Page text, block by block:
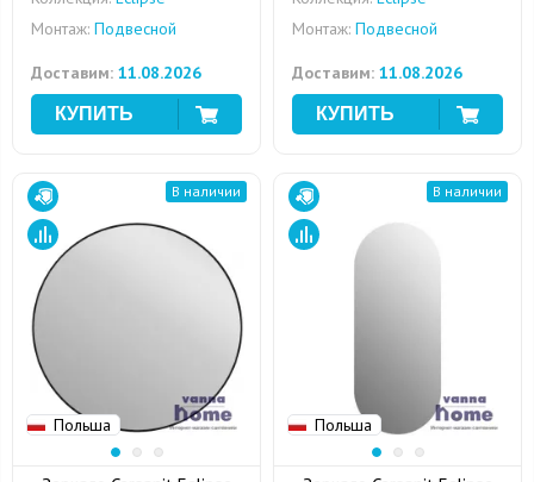
Монтаж: Подвесной
Доставим: 11.08.2026
Монтаж: Подвесной
Доставим: 11.08.2026
Польша
В наличии
Польша
В наличии